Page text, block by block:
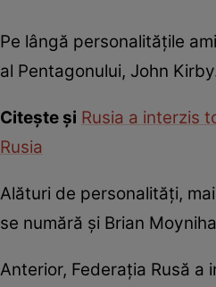
Pe lângă personalitățile
al Pentagonului, John
Citește și Rusia a interzis
Rusia
Alături de personalități,
se numără și Brian
Anterior, Federația Rusă